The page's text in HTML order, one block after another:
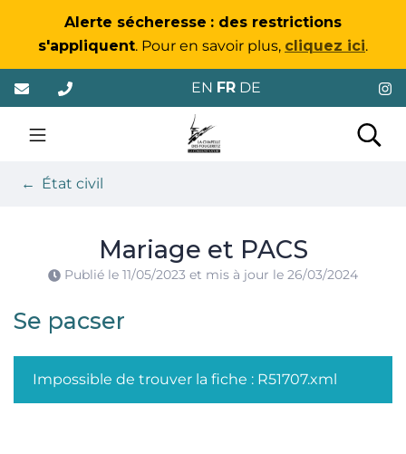
Alerte sécheresse : des restrictions
s'appliquent. Pour en savoir plus, cliquez ici.
Aller
au
contenu
EN FR DE
La Chapelle-des-
État civil
Mariage et PACS
Publié le 11/05/2023 et mis à jour le 26/03/2024
Se pacser
Impossible de trouver la fiche : R51707.xml